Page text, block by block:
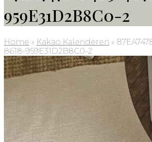
959E31D2B8C0-2
Home » Kakao Kalenderen »
8618-959E31D2B8C0-2